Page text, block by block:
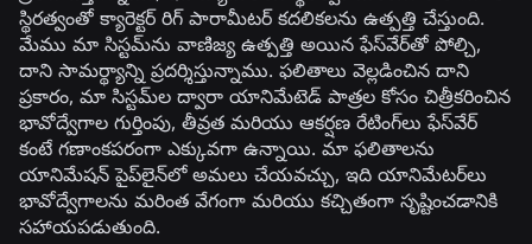
స్థిరత్వంతో క్యారెక్టర్ రిగ్ పారామీటర్ కదలికలను ఉత్పత్తి చేస్తుంది.
మేము మా సిస్టమ్‌ను వాణిజ్య ఉత్పత్తి అయిన ఫేస్‌వేర్‌తో పోల్చి,
దాని సామర్థ్యాన్ని ప్రదర్శిస్తున్నాము. ఫలితాలు వెల్లడించిన దాని
ప్రకారం, మా సిస్టమ్‌ల ద్వారా యానిమేటెడ్ పాత్రల కోసం చిత్రీకరించిన
భావోద్వేగాల గుర్తింపు, తీవ్రత మరియు ఆకర్షణ రేటింగ్‌లు ఫేస్‌వేర్
కంటే గణాంకపరంగా ఎక్కువగా ఉన్నాయి. మా ఫలితాలను
యానిమేషన్ పైప్‌లైన్‌లో అమలు చేయవచ్చు, ఇది యానిమేటర్‌లు
భావోద్వేగాలను మరింత వేగంగా మరియు కచ్చితంగా సృష్టించడానికి
సహాయపడుతుంది.